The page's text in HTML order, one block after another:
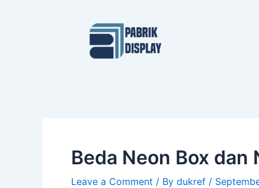
Beda Neon Box dan
Leave a Comment / By dukref /
navigation